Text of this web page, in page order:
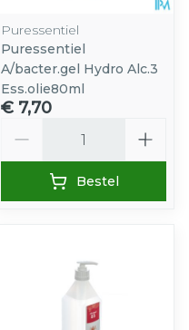
Puressentiel
Puressentiel
A/bacter.gel Hydro Alc.3
Ess.olie80ml
€ 7,70
Bestel